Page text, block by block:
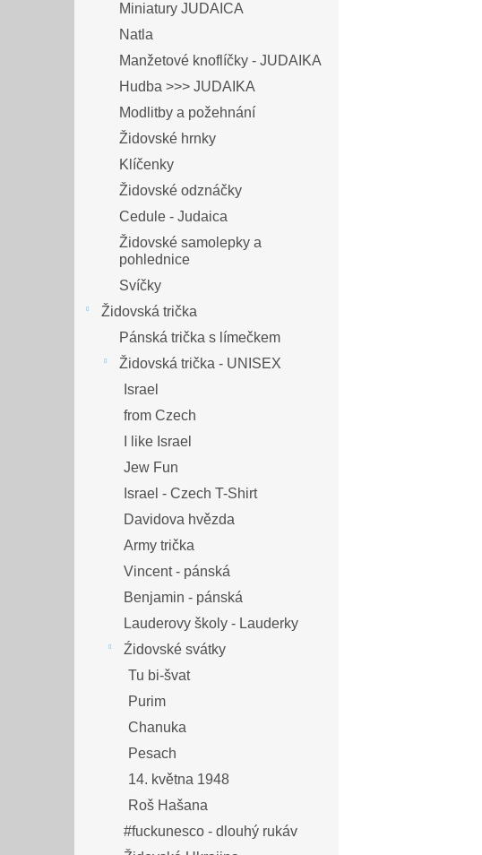
Miniatury JUDAICA
Natla
Manžetové knoflíčky - JUDAIKA
Hudba >>> JUDAIKA
Modlitby a požehnání
Židovské hrnky
Klíčenky
Židovské odznáčky
Cedule - Judaica
Židovské samolepky a
pohlednice
Svíčky
Židovská trička
Pánská trička s límečkem
Židovská trička - UNISEX
Israel
from Czech
I like Israel
Jew Fun
Israel - Czech T-Shirt
Davidova hvězda
Army trička
Vincent - pánská
Benjamin - pánská
Lauderovy školy - Lauderky
Źidovské svátky
Tu bi-švat
Purim
Chanuka
Pesach
14. května 1948
Roš Hašana
#fuckunesco - dlouhý rukáv